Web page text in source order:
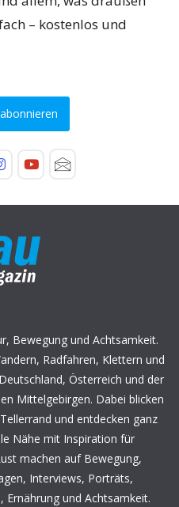
– kostenlos und
Bewegung und Achtsamkeit.
Radfahren, Klettern und
Österreich und der
Mittelgebirgen. Dabei blicken
und entdecken ganz
Nähe mit Inspiration für
machen auf Bewegung,
Interviews, Porträts,
Ernährung und Achtsamkeit.